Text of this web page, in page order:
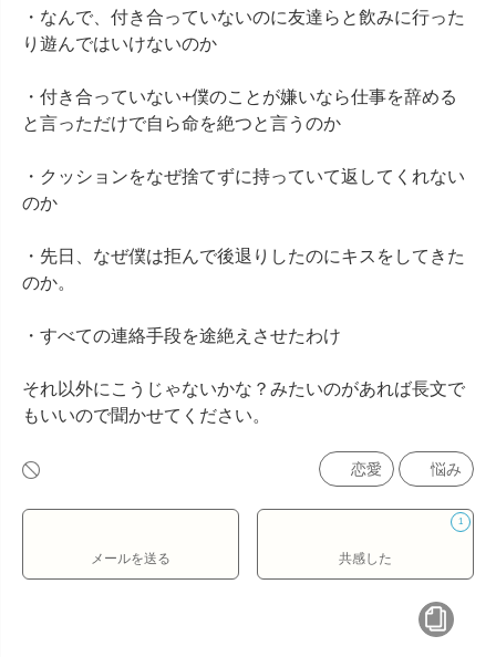
・なんで、付き合っていないのに友達らと飲みに行った
り遊んではいけないのか
・付き合っていない+僕のことが嫌いなら仕事を辞める
と言っただけで自ら命を絶つと言うのか
・クッションをなぜ捨てずに持っていて返してくれない
のか
・先日、なぜ僕は拒んで後退りしたのにキスをしてきた
のか。
・すべての連絡手段を途絶えさせたわけ
それ以外にこうじゃないかな？みたいのがあれば長文で
もいいので聞かせてください。
恋愛 悩み
メールを送る
1
共感した